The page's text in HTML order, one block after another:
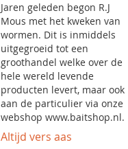
Jaren geleden begon R.J
Mous met het kweken van
wormen. Dit is inmiddels
uitgegroeid tot een
groothandel welke over de
hele wereld levende
producten levert, maar ook
aan de particulier via onze
webshop www.baitshop.nl.
Altijd vers aas